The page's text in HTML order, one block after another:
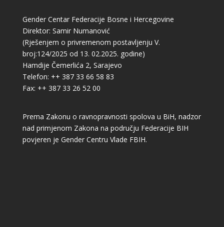
Gender Centar Federacije Bosne i Hercegovine
Direktor: Samir Numanović
(Rješenjem o privremenom postavljenju V.
broj:124/2025 od 13. 02.2025. godine)
Hamdije Čemerlića 2, Sarajevo
Telefon: ++ 387 33 66 58 83
Fax: ++ 387 33 26 52 00
Prema Zakonu o ravnopravnosti spolova u BiH, nadzor
nad primjenom Zakona na području Federacije BIH
povjeren je Gender Centru Vlade FBIH.